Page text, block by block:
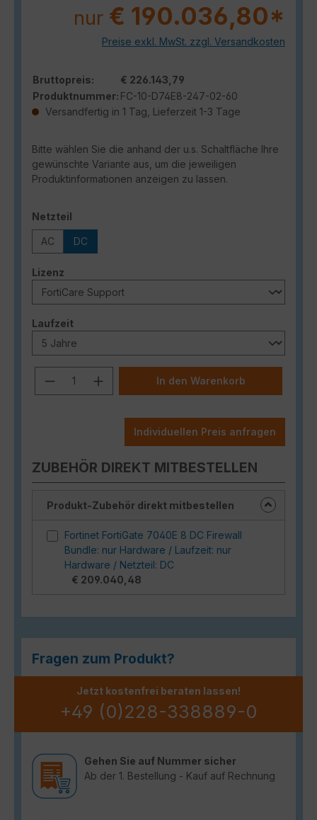
nur € 190.036,80*
Preise exkl. MwSt. zzgl. Versandkosten
Bruttopreis:
€ 226.143,79
Produktnummer: FC-10-D74E8-247-02-60
Versandfertig in 1 Tag, Lieferzeit 1-3 Tage
Bitte wählen Sie die anhand der u.s. Schaltfläche Ihre
gewünschte Variante aus, um die jeweiligen
Produktinformationen anzeigen zu lassen.
Netzteil
AC DC
Lizenz
Laufzeitauswählen
Produkt Anzahl: Gib den
In den Warenkorb
Individuellen Preis anfragen
ZUBEHÖR DIREKT MITBESTELLEN
Produkt-Zubehör direkt mitbestellen
Fortinet FortiGate 7040E 8 DC Firewall
Bundle: nur Hardware / Laufzeit: nur
Hardware / Netzteil: DC
€ 209.040,48
Fragen zum Produkt?
Jetzt kostenfrei beraten lassen!
+49 (0)228-338889-0
Gehen Sie auf Nummer sicher
Ab der 1. Bestellung - Kauf auf Rechnung